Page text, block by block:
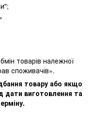
товарів належної
споживачів».
товару або якщо
дати виготовлення та